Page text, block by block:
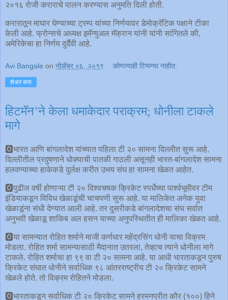
२०१६ रोजी कराराचे पालन करण्यास अनुमति दिली होती.
करारातून माघार घेण्याच्या ट्रम्प यांच्या निर्णयावर डेमोक्रॅटिक पक्षाने टीका
केली आहे. फ्रोन्सचे अध्यक्ष इमॅन्युअल मॅक्रान यांनी यांनी सांगितले की,
अमेरिकेचा हा निर्णय दुर्दैवी आहे.
Avi Bangale on नोव्हेंबर ०६, २०१९ कोणत्याही टिप्पण्‍या नाहीत:
शेअर करा
हिटमॅन’ने केला धमाकेदार पराक्रम; धोनीला टाकले
मागे
🅾भारत आणि बांगलादेश यांच्यात पहिला टी २० सामना दिल्लीत सुरू आहे.
दिल्लीतील प्रदुषणाने धोक्याची पातळी गाठली असूनही भारत-बांगलादेश सामना
हलवण्याच्या हाकेकडे दुर्लक्ष करीत उभय संघ हा सामना खेळत आहेत.
🅾पुढील वर्षी होणाऱ्या टी २० विश्वचषक क्रिकेट स्पर्धेच्या पार्श्वभूमीवर टीम
इंडियाकडून विविध खेळाडूंची चाचपणी सुरू आहे. या मालिकेत अनेक युवा
खेळाडूंना संधी देण्यात आली आहे. तर दुसरीकडे बांगलादेशचा संघ सर्वात
अनुभवी खेळाडू शाकिब अल हसन याच्या अनुपस्थितीत ही मालिका खेळत आहे.
🅾या सामन्यात रोहित शर्माने माजी कर्णधार महेंद्रसिंग धोनी याचा विक्रम
मोडला. रोहित शर्मा सामन्यासाठी मैदानात उतरला, तेव्हाच त्याने धोनीला मागे
टाकले. रोहित शर्माचा हा ९९ वा टी २० सामना आहे. या आधी भारताकडून पुरुष
क्रिकेट संघात धोनीने सर्वाधिक ९८ आंतरराष्ट्रीय टी २० क्रिकेट सामने
खेळले होते. तो विक्रम रोहितने मोडला.
🅾भारताकडून सर्वाधिक टी २० क्रिकेट सामने हरमनप्रीत कौर (१००) हिने